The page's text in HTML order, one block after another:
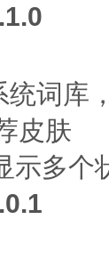
词库
皮肤
多个